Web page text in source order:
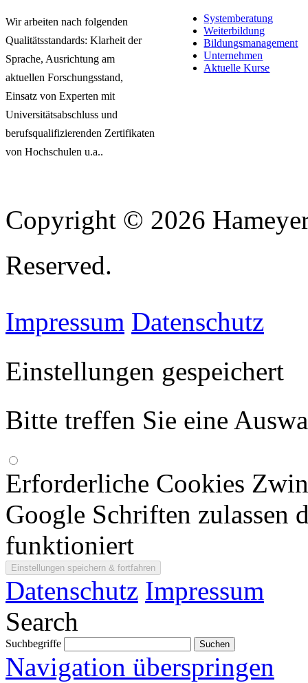
Wir arbeiten nach folgenden
Qualitätsstandards: Klarheit der
Sprache, Ausrichtung am
aktuellen Forschungsstand,
Einsatz von Experten mit
Universitätsabschluss und
berufsqualifizierenden Zertifikaten
von Hochschulen u.a..
Systemberatung
Weiterbildung
Bildungsmanagement
Unternehmen
Aktuelle Kurse
Copyright © 2026
Reserved.
Impressum Datenschutz
Einstellungen gespeichert
Bitte treffen Sie eine
Erforderliche Cookies
Google Schriften zulassen
funktioniert
Datenschutz Impressum
Search
Suchbegriffe
Navigation überspringen